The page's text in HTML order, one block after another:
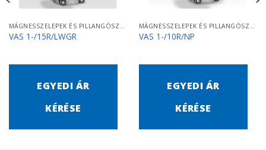
MÁGNESSZELEPEK ÉS PILLANGÓSZELEPEK
VAS 1-/15R/LWGR
EGYEDI ÁR
KÉRÉSE
MÁGNESSZELEPEK ÉS PILLANGÓSZELEPEK
VAS 1-/10R/NP
EGYEDI ÁR
KÉRÉSE